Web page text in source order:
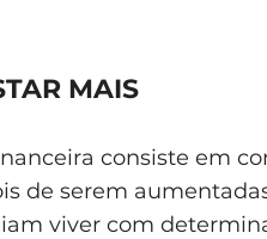
MAIS
consiste em
de serem
viver com